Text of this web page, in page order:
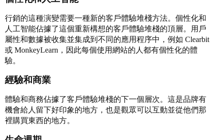
行銷的這種演變需要一種新的客戶體驗堆棧方法。個性化和
人工智能佔據了這個重新構想的客戶體驗堆棧的頂層。用戶
屬性和數據被收集並集成到不同的應用程序中，例如 Clearbit
或 MonkeyLearn，因此每個使用網站的人都有個性化的體
驗。
經驗和商業
體驗和商務佔據了客戶體驗堆棧的下一個層次。這是品牌有
機會給人留下好印象的地方，也是觀眾可以互動並從他們那
裡購買東西的地方。